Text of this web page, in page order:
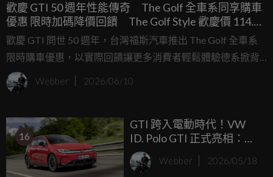
歡慶 GTI 50 週年性能傳奇 The Golf 全車系同享購車
優惠 限時加碼降價回饋 The Golf Style 歡慶價 114.8
萬元起
歡慶 GTI 問世 50 週年，台灣福斯汽車推出 The Golf 全車系
限時購車優惠，以實際回饋讓更多消費者輕鬆體驗德系掀背
車的經典魅力與先進科技。
Webber 2026/06/10
16
GTI 跨入電動時代！VW
ID. Polo GTI 正式亮相：
222hp、484km 續航、模擬
換檔撥片，起跳約 NT$133
Webber 2026/05/18